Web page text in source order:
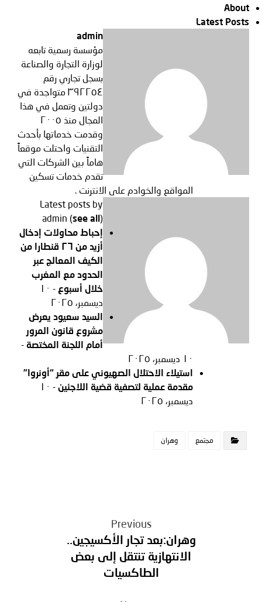
About
Latest Posts
admin
مؤسسة رسمية تابعه
لوزارة التجارة والصناعة
بسجل تجاري رقم
٣٩٢٢٥٤ متواجدة في
دولتين وتعمل في هذا
المجال منذ ٢٠٠٥
وقدمت خدماتها بأحدث
التقنيات واحتلت موقعاً
هاماً بين الشركات التي
تقدم خدمات تسكين
المواقع والخوادم على الانترنت .
Latest posts by
admin (see all)
إحباط محاولات إدخال
أزيد من ٢٦ قنطارا من
الكيف المعالج عبر
الحدود مع المغرب
خلال أسبوع
- ١٠
ديسمبر، ٢٠٢٥
السيد سعيود يعرض
مشروع قانون المرور
أمام اللجنة المختصة -
١٠ ديسمبر، ٢٠٢٥
استيلاء الاحتلال الصهيوني على مقر “أونروا”
مقدمة عملية لتصفية قضية اللاجئين
- ١٠
ديسمبر، ٢٠٢٥
مجتمع وهران
Previous
وهران:بعد تجار الأكسيجين..
الانتهازية تنتقل إلى بعض
الطاكسيات